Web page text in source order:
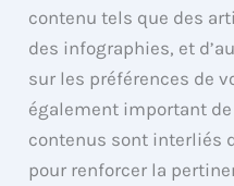
contenu tels que des
des infographies, et
sur les préférences de
également important de
contenus sont interliés
pour renforcer la